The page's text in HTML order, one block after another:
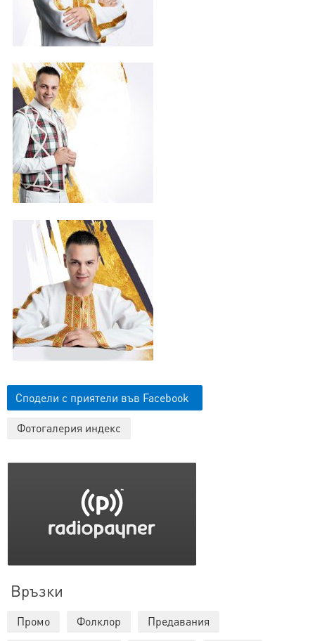
Сподели с приятели във Facebook
Фотогалерия индекс
Връзки
Промо Фолклор
Предавания